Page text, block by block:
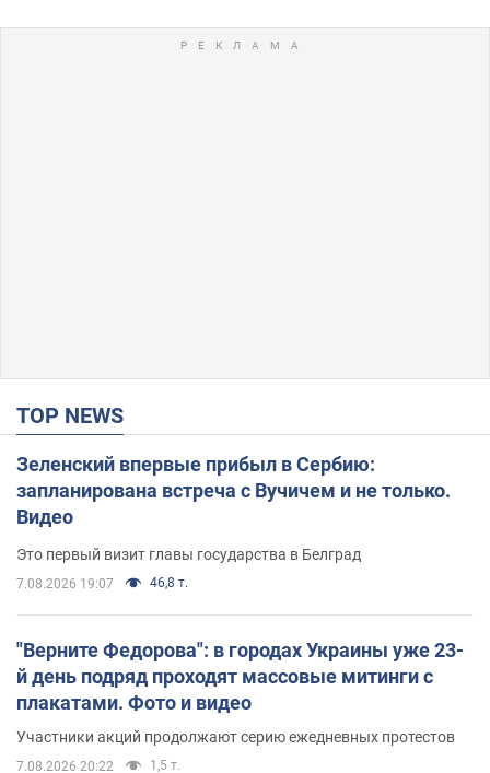
TOP NEWS
Зеленский впервые прибыл в Сербию:
запланирована встреча с Вучичем и не только.
Видео
Это первый визит главы государства в Белград
7.08.2026 19:07 46,8 т.
"Верните Федорова": в городах Украины уже 23-
й день подряд проходят массовые митинги с
плакатами. Фото и видео
Участники акций продолжают серию ежедневных протестов
7.08.2026 20:22 1,5 т.